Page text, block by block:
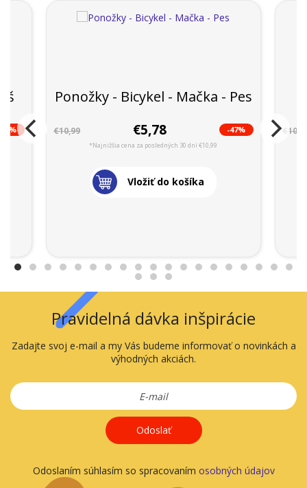
Ponožky - Bicykel - Mačka - Pes
€10,99 €5,78 -47%
*Najnižšia cena za posledných 30 dní €10,99
Vložiť do košíka
Pravidelná dávka inšpirácie
Zadajte svoj e-mail a my Vás budeme informovať o novinkách a
výhodných akciách.
Odoslať
Odoslaním súhlasím so spracovaním osobných údajov